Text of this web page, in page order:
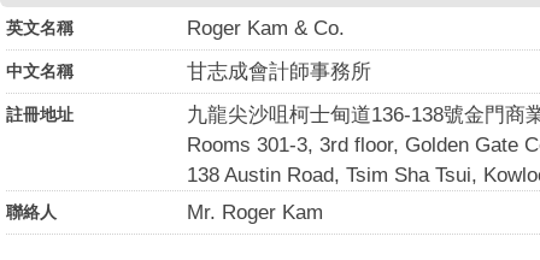
英文名稱 Roger Kam & Co.
中文名稱 甘志成會計師事務所
註冊地址
九龍尖沙咀柯士甸道136-138號金門商
Rooms 301-3, 3rd floor, Golden Gate
138 Austin Road, Tsim Sha Tsui,
聯絡人 Mr. Roger Kam